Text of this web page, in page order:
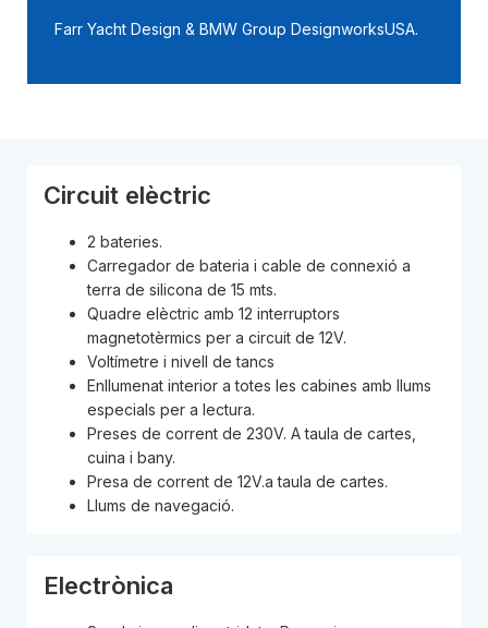
Farr Yacht Design & BMW Group DesignworksUSA.
Circuit elèctric
2 bateries.
Carregador de bateria i cable de connexió a
terra de silicona de 15 mts.
Quadre elèctric amb 12 interruptors
magnetotèrmics per a circuit de 12V.
Voltímetre i nivell de tancs
Enllumenat interior a totes les cabines amb llums
especials per a lectura.
Preses de corrent de 230V. A taula de cartes,
cuina i bany.
Presa de corrent de 12V.a taula de cartes.
Llums de navegació.
Electrònica